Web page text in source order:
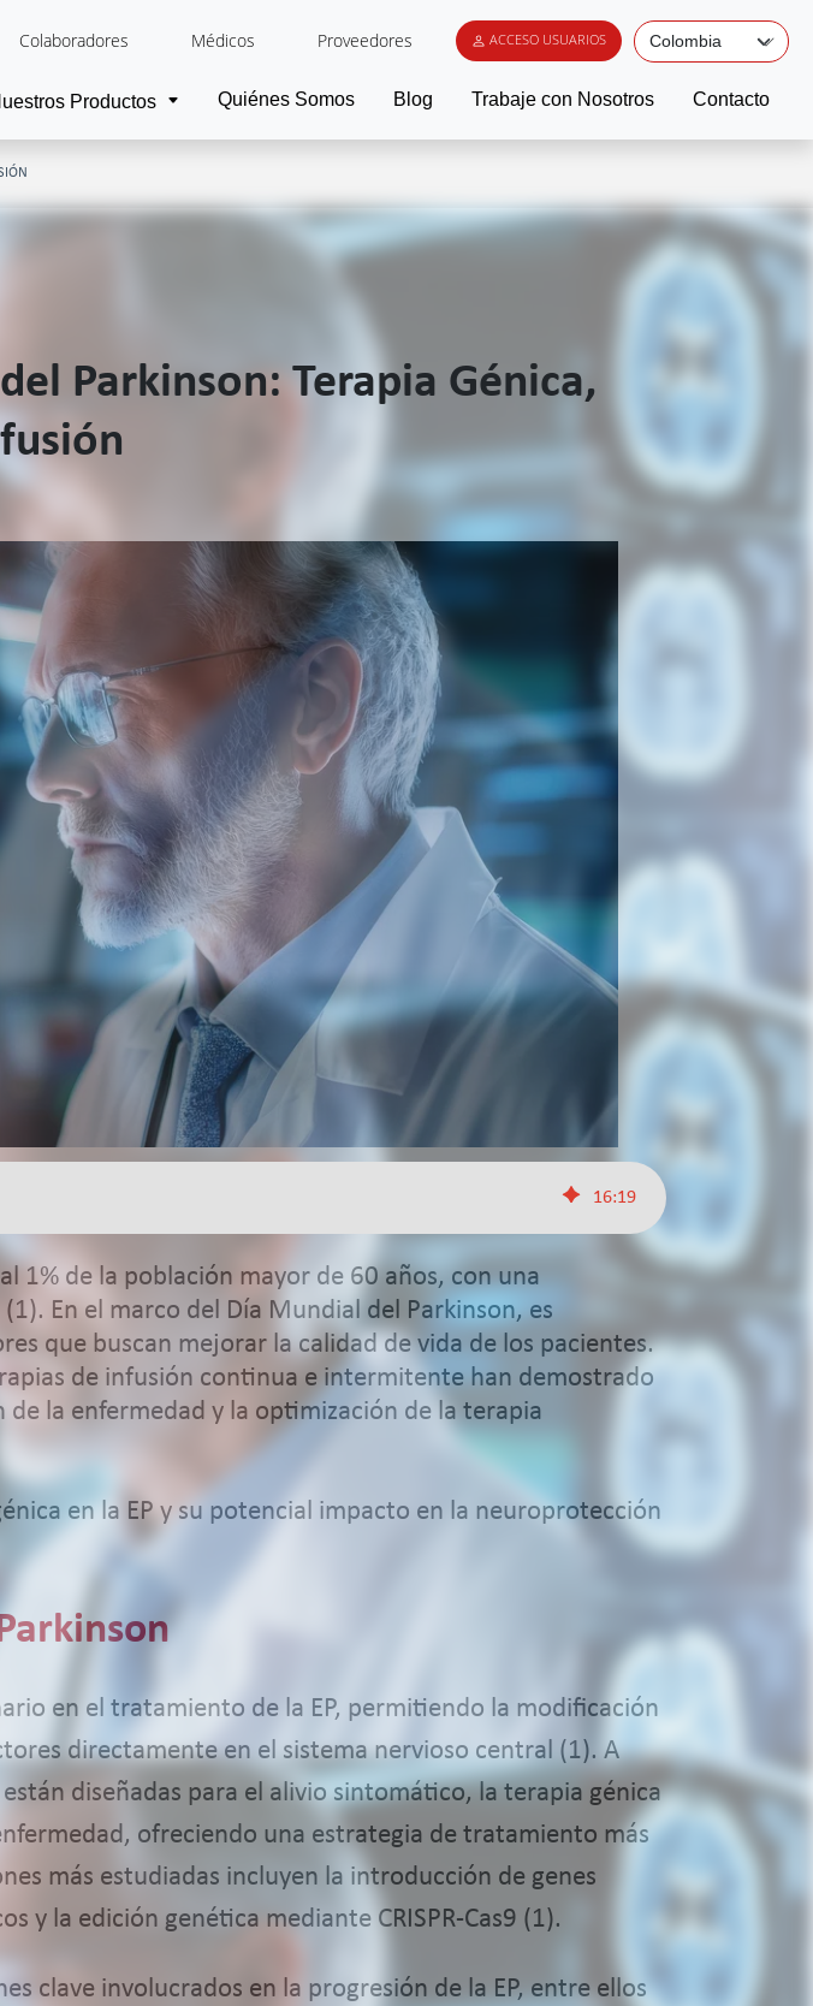
Colaboradores Médicos Proveedores ACCESO USUARIOS
Productos Quiénes Somos Blog Trabaje con Nosotros Contacto
Parkinson: Terapia Génica,
16:19
1% de la población mayor de 60 años, con una
En el marco del Día Mundial del Parkinson, es
que buscan mejorar la calidad de vida de los pacientes.
de infusión continua e intermitente han demostrado
la enfermedad y la optimización de la terapia
en la EP y su potencial impacto en la neuroprotección
en el tratamiento de la EP, permitiendo la modificación
directamente en el sistema nervioso central (1). A
diseñadas para el alivio sintomático, la terapia génica
ofreciendo una estrategia de tratamiento más
más estudiadas incluyen la introducción de genes
la edición genética mediante CRISPR-Cas9 (1).
clave involucrados en la progresión de la EP, entre ellos